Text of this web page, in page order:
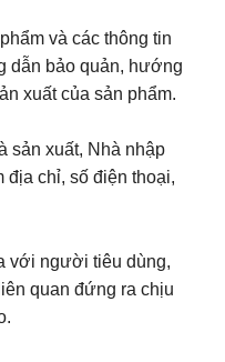
và các thông tin
dẫn bảo quản, hướng
xuất của sản phẩm.
sản xuất, Nhà nhập
địa chỉ, số điện thoại,
với người tiêu dùng,
quan đứng ra chịu